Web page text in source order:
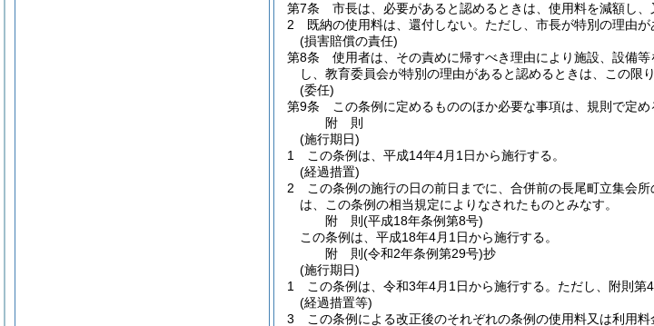
第7条
市長は、必要があると認めるときは、使用料を減額し、
2
既納の使用料は、還付しない。 ただし、市長が特別の理由が
(損害賠償の責任)
第8条
使用者は、その責めに帰すべき理由により施設、設備
し、教育委員会が特別の理由があると認めるときは、この限り
(委任)
第9条
この条例に定めるもののほか必要な事項は、規則で定め
附 則
(施行期日)
1
この条例は、平成14年4月1日から施行する。
(経過措置)
2
この条例の施行の日の前日までに、合併前の長尾町立集会所
は、この条例の相当規定によりなされたものとみなす。
附 則(平成18年条例第8号)
この条例は、平成18年4月1日から施行する。
附 則(令和2年条例第29号)抄
(施行期日)
1
この条例は、令和3年4月1日から施行する。 ただし、附則第
(経過措置等)
3
この条例による改正後のそれぞれの条例の使用料又は利用料